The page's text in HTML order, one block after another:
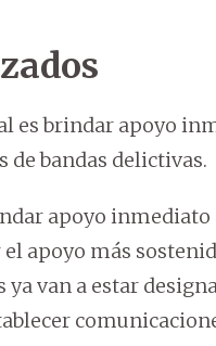
es brindar apoyo
de bandas delictivas.
apoyo inmediato
apoyo más
van a estar